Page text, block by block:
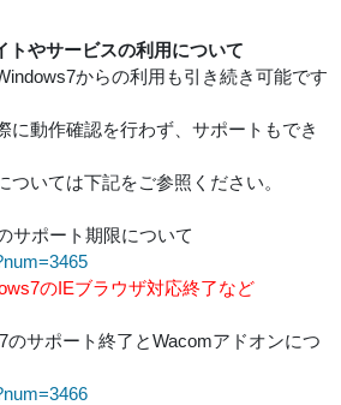
トやサービスの利用について
からの利用も引き続き可能です
に動作確認を行わず、サポートもでき
いては下記をご参照ください。
サポート期限について
のIEブラウザ対応終了など
のサポート終了とWacomアドオンにつ